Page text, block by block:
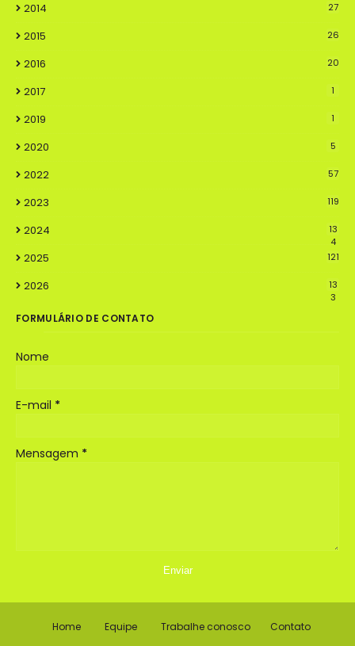
2014 27
2015 26
2016 20
2017 1
2019 1
2020 5
2022 57
2023 119
2024
13
4
2025 121
2026
13
3
FORMULÁRIO DE CONTATO
Nome
E-mail *
Mensagem *
Home Equipe Trabalhe conosco Contato